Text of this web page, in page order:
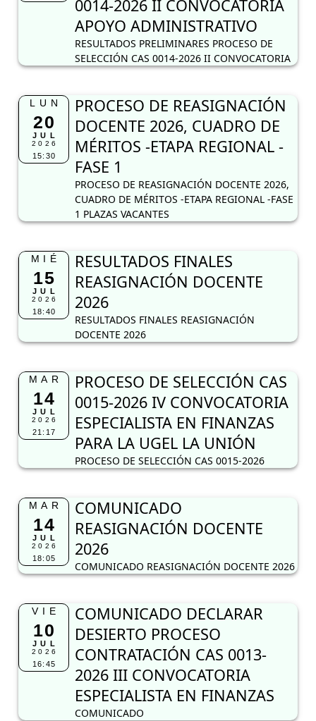
0014-2026 II CONVOCATORIA
APOYO ADMINISTRATIVO
RESULTADOS PRELIMINARES PROCESO DE
SELECCIÓN CAS 0014-2026 II CONVOCATORIA
LUN
20
JUL
2026
15:30
PROCESO DE REASIGNACIÓN
DOCENTE 2026, CUADRO DE
MÉRITOS -ETAPA REGIONAL -
FASE 1
PROCESO DE REASIGNACIÓN DOCENTE 2026,
CUADRO DE MÉRITOS -ETAPA REGIONAL -FASE
1 PLAZAS VACANTES
MIÉ
15
JUL
2026
18:40
RESULTADOS FINALES
REASIGNACIÓN DOCENTE
2026
RESULTADOS FINALES REASIGNACIÓN
DOCENTE 2026
MAR
14
JUL
2026
21:17
PROCESO DE SELECCIÓN CAS
0015-2026 IV CONVOCATORIA
ESPECIALISTA EN FINANZAS
PARA LA UGEL LA UNIÓN
PROCESO DE SELECCIÓN CAS 0015-2026
MAR
14
JUL
2026
18:05
COMUNICADO
REASIGNACIÓN DOCENTE
2026
COMUNICADO REASIGNACIÓN DOCENTE 2026
VIE
10
JUL
2026
16:45
COMUNICADO DECLARAR
DESIERTO PROCESO
CONTRATACIÓN CAS 0013-
2026 III CONVOCATORIA
ESPECIALISTA EN FINANZAS
COMUNICADO